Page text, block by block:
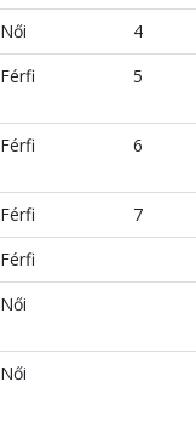
Női
4
Férfi 5
Férfi 6
Férfi
7
Férfi
Női
Női